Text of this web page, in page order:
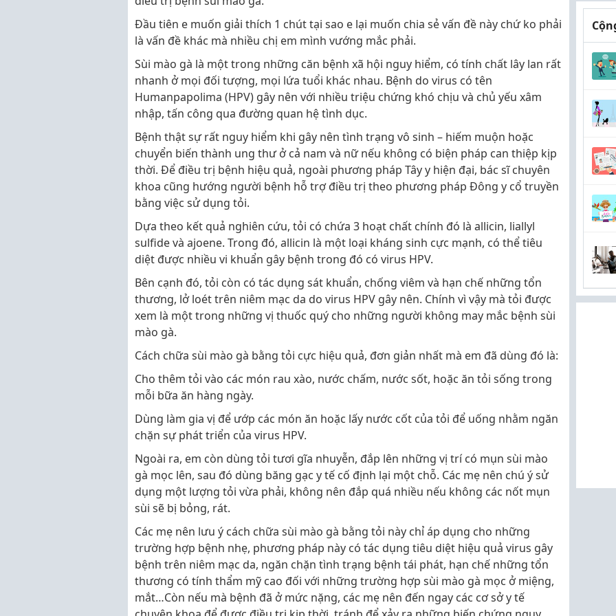
Đầu tiên e muốn giải thích 1 chút tại sao e lại muốn chia sẻ vấn đề này chứ ko phải
là vấn đề khác mà nhiều chị em mình vướng mắc phải.
Sùi mào gà là một trong những căn bệnh xã hội nguy hiểm, có tính chất lây lan rất
nhanh ở mọi đối tượng, mọi lứa tuổi khác nhau. Bệnh do virus có tên
Humanpapolima (HPV) gây nên với nhiều triệu chứng khó chịu và chủ yếu xâm
nhập, tấn công qua đường quan hệ tình dục.
Bệnh thật sự rất nguy hiểm khi gây nên tình trạng vô sinh – hiếm muộn hoặc
chuyển biến thành ung thư ở cả nam và nữ nếu không có biện pháp can thiệp kịp
thời. Để điều trị bệnh hiệu quả, ngoài phương pháp Tây y hiện đại, bác sĩ chuyên
khoa cũng hướng người bệnh hỗ trợ điều trị theo phương pháp Đông y cổ truyền
bằng việc sử dụng tỏi.
Dựa theo kết quả nghiên cứu, tỏi có chứa 3 hoạt chất chính đó là allicin, liallyl
sulfide và ajoene. Trong đó, allicin là một loại kháng sinh cực mạnh, có thể tiêu
diệt được nhiều vi khuẩn gây bệnh trong đó có virus HPV.
Bên cạnh đó, tỏi còn có tác dụng sát khuẩn, chống viêm và hạn chế những tổn
thương, lở loét trên niêm mạc da do virus HPV gây nên. Chính vì vậy mà tỏi được
xem là một trong những vị thuốc quý cho những người không may mắc bệnh sùi
mào gà.
Cách chữa sùi mào gà bằng tỏi cực hiệu quả, đơn giản nhất mà em đã dùng đó là:
Cho thêm tỏi vào các món rau xào, nước chấm, nước sốt, hoặc ăn tỏi sống trong
mỗi bữa ăn hàng ngày.
Dùng làm gia vị để ướp các món ăn hoặc lấy nước cốt của tỏi để uống nhằm ngăn
chặn sự phát triển của virus HPV.
Ngoài ra, em còn dùng tỏi tươi gĩa nhuyễn, đắp lên những vị trí có mụn sùi mào
gà mọc lên, sau đó dùng băng gạc y tế cố định lại một chỗ. Các mẹ nên chú ý sử
dụng một lượng tỏi vừa phải, không nên đắp quá nhiều nếu không các nốt mụn
sùi sẽ bị bỏng, rát.
Các mẹ nên lưu ý cách chữa sùi mào gà bằng tỏi này chỉ áp dụng cho những
trường hợp bệnh nhẹ, phương pháp này có tác dụng tiêu diệt hiệu quả virus gây
bệnh trên niêm mạc da, ngăn chặn tình trạng bệnh tái phát, hạn chế những tổn
thương có tính thẩm mỹ cao đối với những trường hợp sùi mào gà mọc ở miệng,
mắt…Còn nếu mà bệnh đã ở mức nặng, các mẹ nên đến ngay các cơ sở y tế